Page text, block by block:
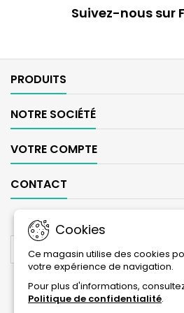
Suivez-nous sur
PRODUITS
NOTRE SOCIÉTÉ
VOTRE COMPTE
CONTACT
Cookies
Ce magasin utilise des cookies
votre expérience de navigation.
Pour plus d'informations,
Politique de confidentialité.